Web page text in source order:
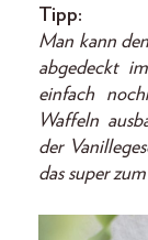
Tipp:
Man kann
abgedeckt
einfach
Waffeln
der
das super